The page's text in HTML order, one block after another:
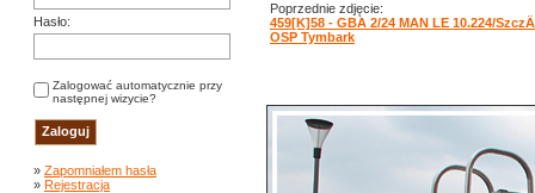
Hasło:
Zalogować automatycznie przy
następnej wizycie?
» Zapomniałem hasła
» Rejestracja
Poprzednie zdjęcie:
459[K]58 - GBA 2/24 MAN LE 10.224/
OSP Tymbark